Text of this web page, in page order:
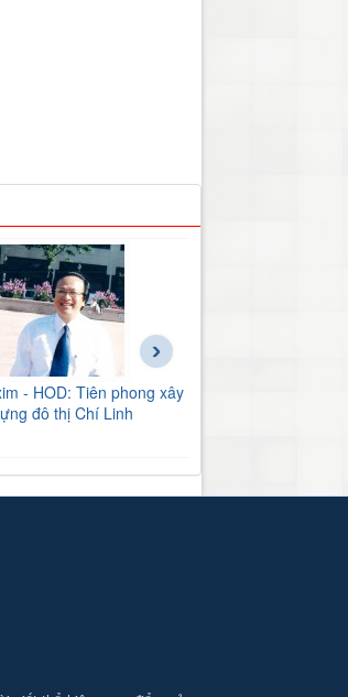
- HOD: Tiên phong xây
đô thị Chí Linh
›